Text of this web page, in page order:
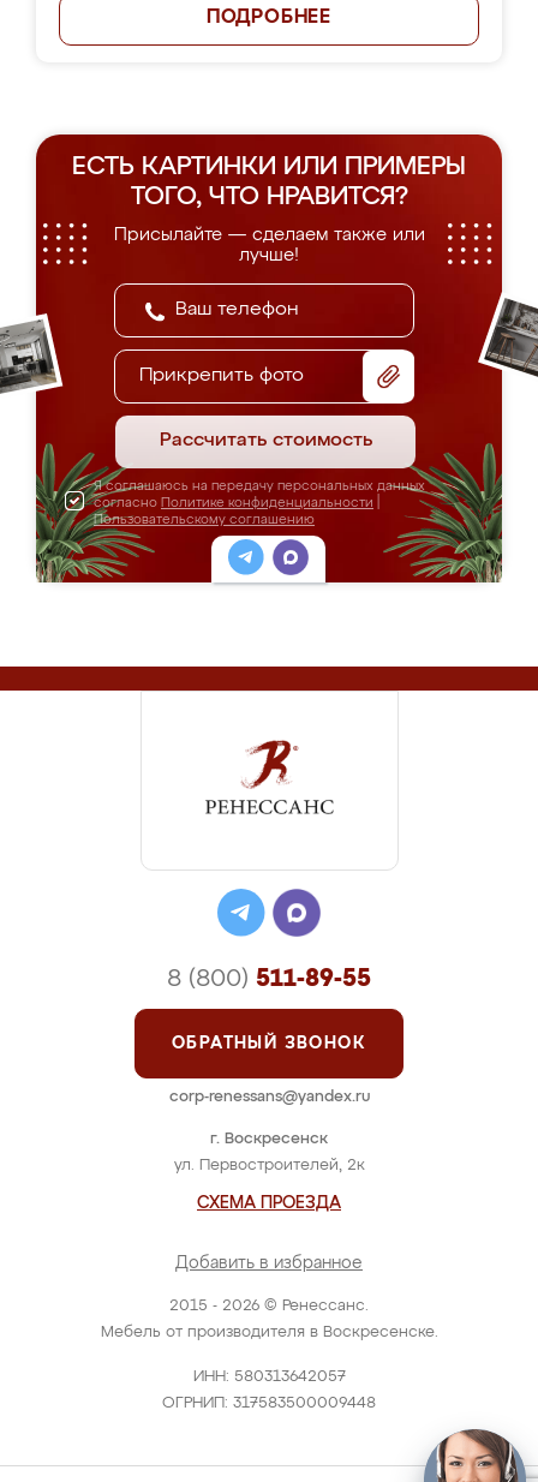
ПОДРОБНЕЕ
ЕСТЬ КАРТИНКИ ИЛИ ПРИМЕРЫ
ТОГО, ЧТО НРАВИТСЯ?
Присылайте — сделаем также или
лучше!
Прикрепить фото
Рассчитать стоимость
Я соглашаюсь на передачу персональных данных
согласно Политике конфиденциальности
Пользовательскому соглашению
2015 - 2026 © Ренессанс.
Мебель от производителя в Воскресенске.
ИНН: 580313642057
ОГРНИП: 317583500009448
г. Воскресенск
ул. Первостроителей, 2к
СХЕМА ПРОЕЗДА
Добавить в избранное
8 (800) 511-89-55
ОБРАТНЫЙ ЗВОНОК
corp-renessans@yandex.ru